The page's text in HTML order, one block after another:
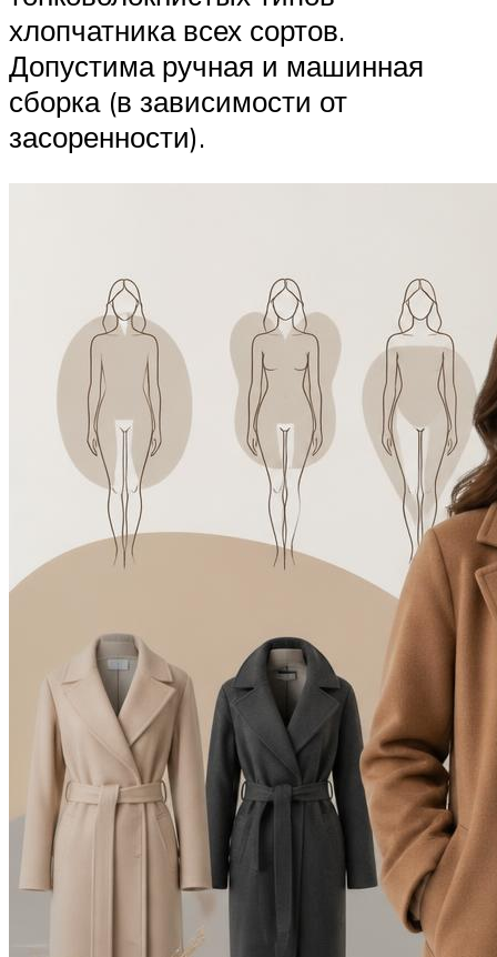
хлопчатника всех сортов.
Допустима ручная и машинная
сборка (в зависимости от
засоренности).